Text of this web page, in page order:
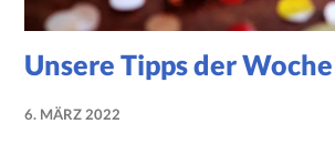
Unsere Tipps der Woche
6. MÄRZ 2022